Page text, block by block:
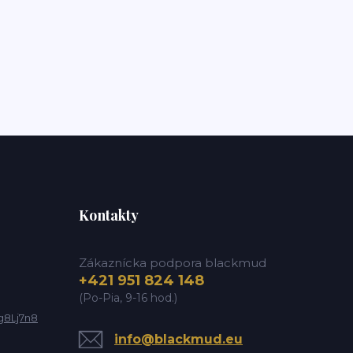
Kontakty
Zákaznícka podpora blackmud
+421 951 824 148
(Po-Pia, 9-16 hod.)
info@blackmud.eu